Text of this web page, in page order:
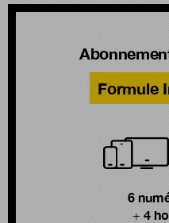
Formule
6
+ 4